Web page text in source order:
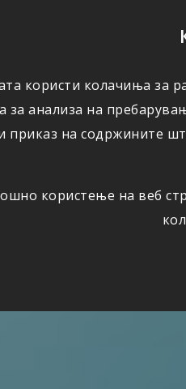
користи колачиња за
за анализа на
приказ на содржините
користење на веб
ШТЕТИ